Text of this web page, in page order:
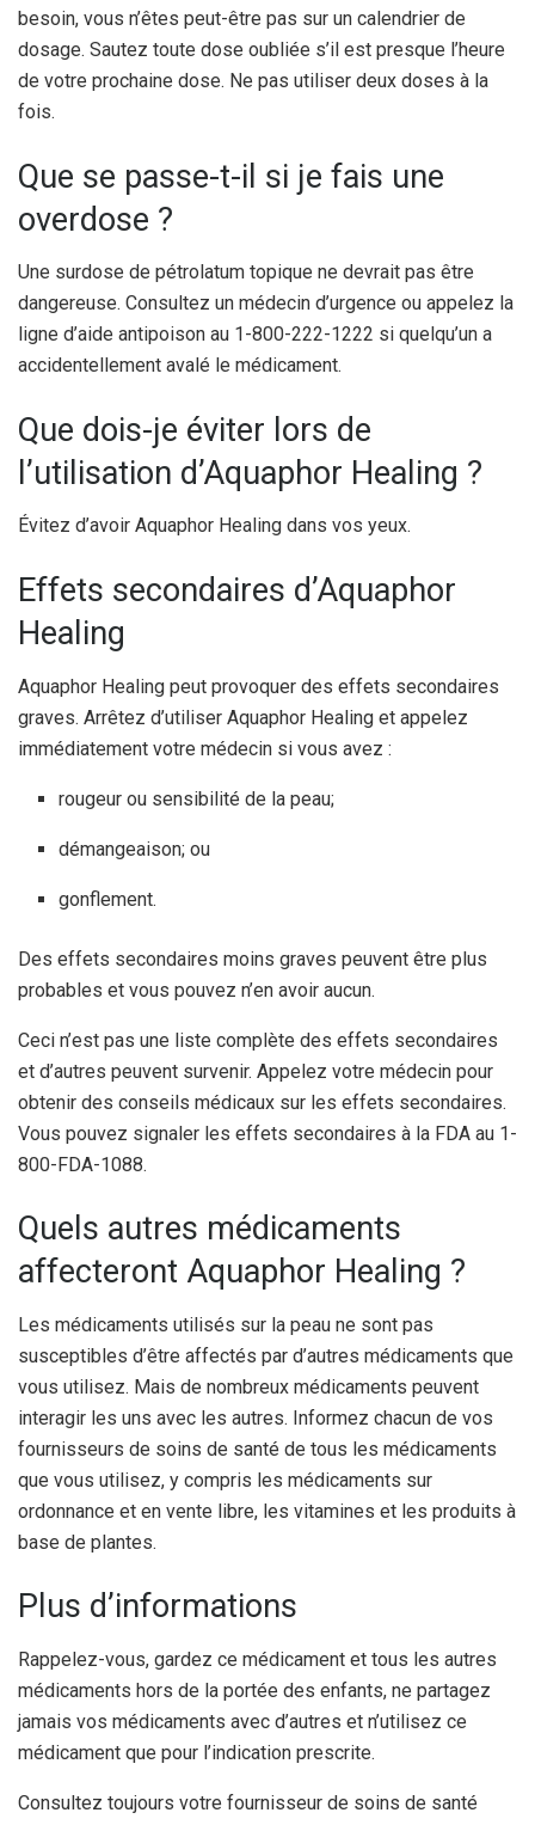
besoin, vous n’êtes peut-être pas sur un calendrier de
dosage. Sautez toute dose oubliée s’il est presque l’heure
de votre prochaine dose. Ne pas utiliser deux doses à la
fois.
Que se passe-t-il si je fais une
overdose ?
Une surdose de pétrolatum topique ne devrait pas être
dangereuse. Consultez un médecin d’urgence ou appelez la
ligne d’aide antipoison au 1-800-222-1222 si quelqu’un a
accidentellement avalé le médicament.
Que dois-je éviter lors de
l’utilisation d’Aquaphor Healing ?
Évitez d’avoir Aquaphor Healing dans vos yeux.
Effets secondaires d’Aquaphor
Healing
Aquaphor Healing peut provoquer des effets secondaires
graves. Arrêtez d’utiliser Aquaphor Healing et appelez
immédiatement votre médecin si vous avez :
rougeur ou sensibilité de la peau;
démangeaison; ou
gonflement.
Des effets secondaires moins graves peuvent être plus
probables et vous pouvez n’en avoir aucun.
Ceci n’est pas une liste complète des effets secondaires
et d’autres peuvent survenir. Appelez votre médecin pour
obtenir des conseils médicaux sur les effets secondaires.
Vous pouvez signaler les effets secondaires à la FDA au 1-
800-FDA-1088.
Quels autres médicaments
affecteront Aquaphor Healing ?
Les médicaments utilisés sur la peau ne sont pas
susceptibles d’être affectés par d’autres médicaments que
vous utilisez. Mais de nombreux médicaments peuvent
interagir les uns avec les autres. Informez chacun de vos
fournisseurs de soins de santé de tous les médicaments
que vous utilisez, y compris les médicaments sur
ordonnance et en vente libre, les vitamines et les produits à
base de plantes.
Plus d’informations
Rappelez-vous, gardez ce médicament et tous les autres
médicaments hors de la portée des enfants, ne partagez
jamais vos médicaments avec d’autres et n’utilisez ce
médicament que pour l’indication prescrite.
Consultez toujours votre fournisseur de soins de santé